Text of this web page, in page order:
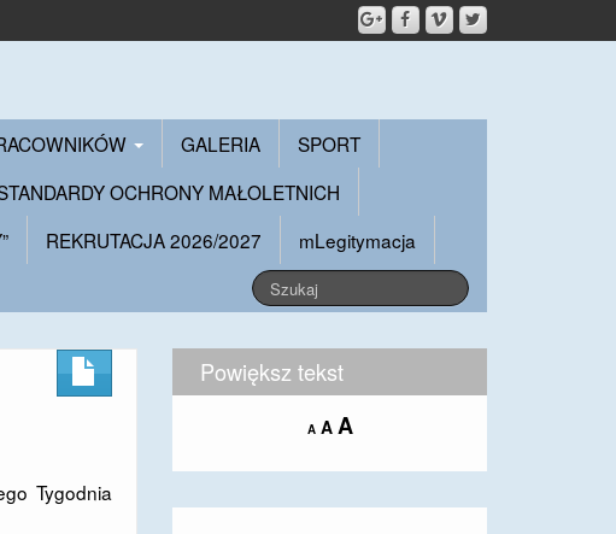
GALERIA
SPORT
OCHRONY MAŁOLETNICH
REKRUTACJA 2026/2027 mLegitymacja
Tygodnia
Powiększ tekst
ADecrease
size.
AReset
size.
AIncrease
size.